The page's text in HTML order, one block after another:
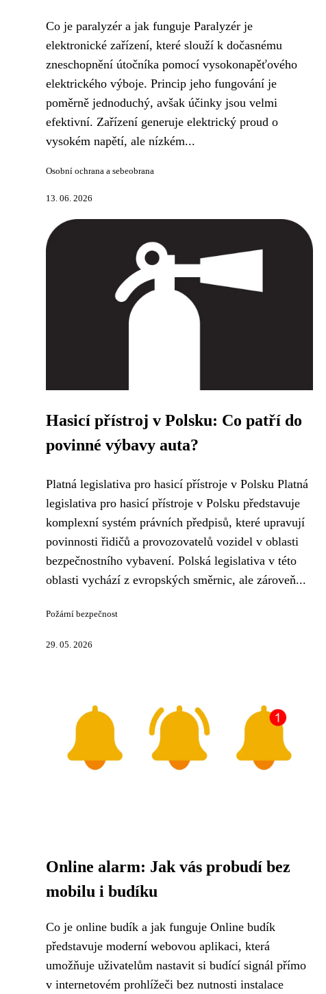
Co je paralyzér a jak funguje Paralyzér je
elektronické zařízení, které slouží k dočasnému
zneschopnění útočníka pomocí vysokonapěťového
elektrického výboje. Princip jeho fungování je
poměrně jednoduchý, avšak účinky jsou velmi
efektivní. Zařízení generuje elektrický proud o
vysokém napětí, ale nízkém...
Osobní ochrana a sebeobrana
13. 06. 2026
Hasicí přístroj v Polsku: Co patří do
povinné výbavy auta?
Platná legislativa pro hasicí přístroje v Polsku Platná
legislativa pro hasicí přístroje v Polsku představuje
komplexní systém právních předpisů, které upravují
povinnosti řidičů a provozovatelů vozidel v oblasti
bezpečnostního vybavení. Polská legislativa v této
oblasti vychází z evropských směrnic, ale zároveň...
Požární bezpečnost
29. 05. 2026
Online alarm: Jak vás probudí bez
mobilu i budíku
Co je online budík a jak funguje Online budík
představuje moderní webovou aplikaci, která
umožňuje uživatelům nastavit si budící signál přímo
v internetovém prohlížeči bez nutnosti instalace